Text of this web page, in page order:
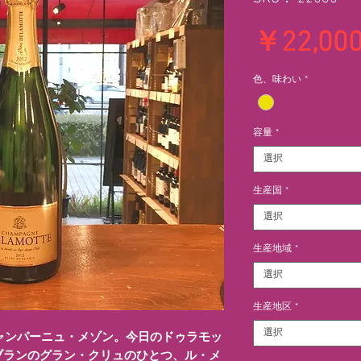
パーニュ・メゾン。今日のドゥラモッ
ンのグラン・クリュのひとつ、ル・メ
￥
色、味わい *
容量 *
選択
生産国 *
選択
生産地域 *
選択
生産地区 *
選択